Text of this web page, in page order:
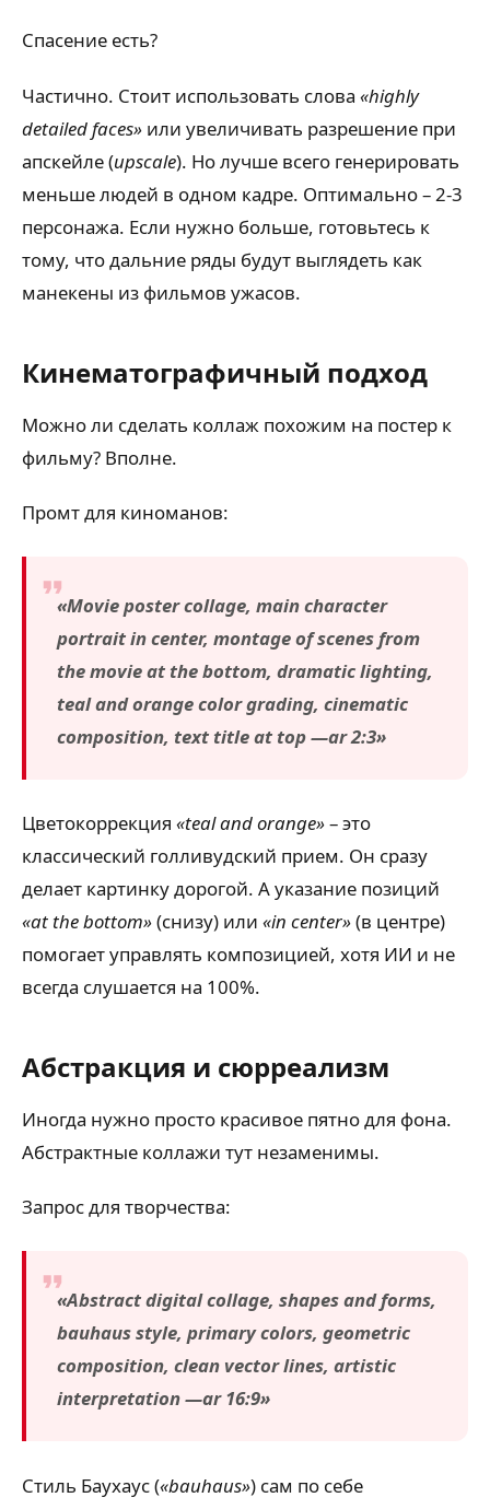
Спасение есть?
Частично. Стоит использовать слова «highly
detailed faces» или увеличивать разрешение при
апскейле (upscale). Но лучше всего генерировать
меньше людей в одном кадре. Оптимально – 2-3
персонажа. Если нужно больше, готовьтесь к
тому, что дальние ряды будут выглядеть как
манекены из фильмов ужасов.
Кинематографичный подход
Можно ли сделать коллаж похожим на постер к
фильму? Вполне.
Промт для киноманов:
«Movie poster collage, main character
portrait in center, montage of scenes from
the movie at the bottom, dramatic lighting,
teal and orange color grading, cinematic
composition, text title at top —ar 2:3»
Цветокоррекция «teal and orange»– это
классический голливудский прием. Он сразу
делает картинку дорогой. А указание позиций
«at the bottom»(снизу) или «in center»(в центре)
помогает управлять композицией, хотя ИИ и не
всегда слушается на 100%.
Абстракция и сюрреализм
Иногда нужно просто красивое пятно для фона.
Абстрактные коллажи тут незаменимы.
Запрос для творчества:
«Abstract digital collage, shapes and forms,
bauhaus style, primary colors, geometric
composition, clean vector lines, artistic
interpretation —ar 16:9»
Стиль Баухаус («bauhaus») сам по себе